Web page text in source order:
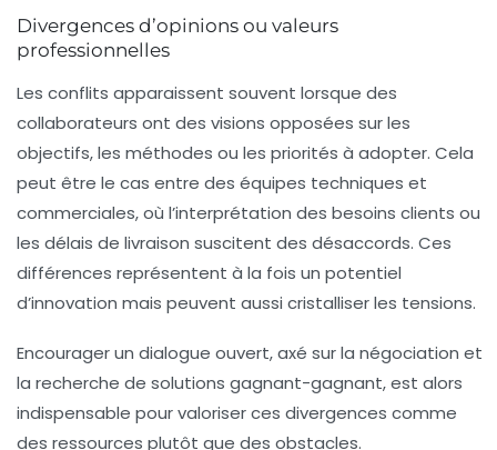
Divergences d’opinions ou valeurs
professionnelles
Les conflits apparaissent souvent lorsque des
collaborateurs ont des visions opposées sur les
objectifs, les méthodes ou les priorités à adopter. Cela
peut être le cas entre des équipes techniques et
commerciales, où l’interprétation des besoins clients ou
les délais de livraison suscitent des désaccords. Ces
différences représentent à la fois un potentiel
d’innovation mais peuvent aussi cristalliser les tensions.
Encourager un dialogue ouvert, axé sur la négociation et
la recherche de solutions gagnant-gagnant, est alors
indispensable pour valoriser ces divergences comme
des ressources plutôt que des obstacles.